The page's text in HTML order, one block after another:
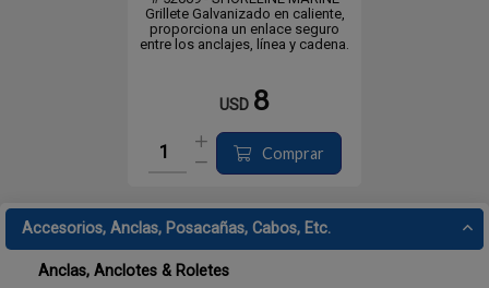
Accesorios, Anclas, Posacañas, Cabos, Etc.
Anclas, Anclotes & Roletes
Grillete Galvanizado en caliente,
proporciona un enlace seguro
entre los anclajes, línea y cadena.
USD 8
Comprar